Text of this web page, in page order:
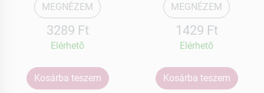
MEGNÉZEM
3289 Ft
Elérhetõ
Kosárba teszem
MEGNÉZEM
1429 Ft
Elérhetõ
Kosárba teszem